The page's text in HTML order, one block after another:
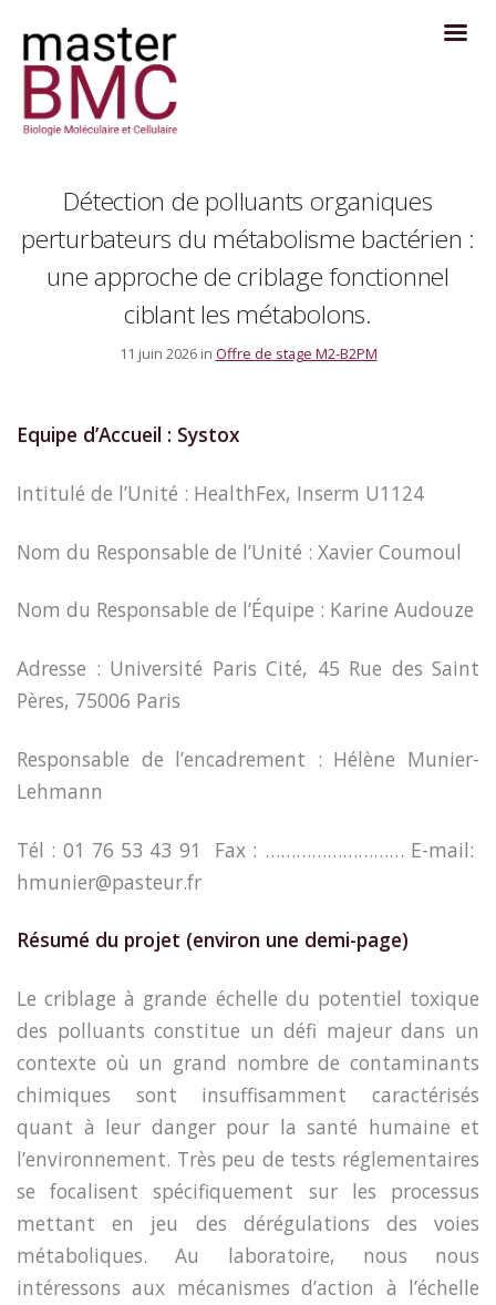
Détection de polluants organiques
perturbateurs du métabolisme bactérien :
une approche de criblage fonctionnel
ciblant les métabolons.
11 juin 2026 in Offre de stage M2-B2PM
Equipe d’Accueil : Systox
Intitulé de l’Unité : HealthFex, Inserm U1124
Nom du Responsable de l’Unité : Xavier Coumoul
Nom du Responsable de l’Équipe : Karine Audouze
Adresse : Université Paris Cité, 45 Rue des Saint
Pères, 75006 Paris
Responsable de l’encadrement : Hélène Munier-
Lehmann
Tél : 01 76 53 43 91 Fax : ……………………… E-mail:
hmunier@pasteur.fr
Résumé du projet (environ une demi-page)
Le criblage à grande échelle du potentiel toxique
des polluants constitue un défi majeur dans un
contexte où un grand nombre de contaminants
chimiques sont insuffisamment caractérisés
quant à leur danger pour la santé humaine et
l’environnement. Très peu de tests réglementaires
se focalisent spécifiquement sur les processus
mettant en jeu des dérégulations des voies
métaboliques. Au laboratoire, nous nous
intéressons aux mécanismes d’action à l’échelle